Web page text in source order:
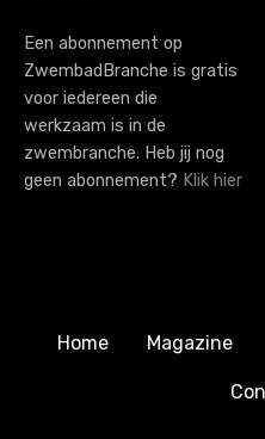
Een abonnement op
ZwembadBranche is gratis
voor iedereen die
werkzaam is in de
zwembranche. Heb jij nog
geen abonnement? Klik hier
Home Magazine